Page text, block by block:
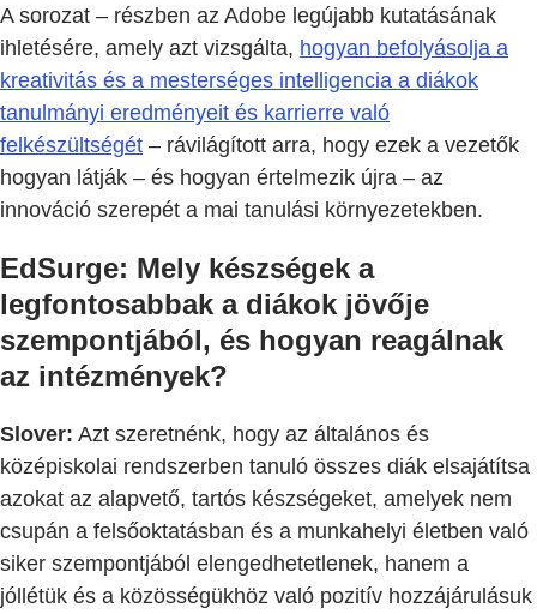
A sorozat – részben az Adobe legújabb kutatásának
ihletésére, amely azt vizsgálta, hogyan befolyásolja a
kreativitás és a mesterséges intelligencia a diákok
tanulmányi eredményeit és karrierre való
felkészültségét – rávilágított arra, hogy ezek a vezetők
hogyan látják – és hogyan értelmezik újra – az
innováció szerepét a mai tanulási környezetekben.
EdSurge: Mely készségek a
legfontosabbak a diákok jövője
szempontjából, és hogyan reagálnak
az intézmények?
Slover: Azt szeretnénk, hogy az általános és
középiskolai rendszerben tanuló összes diák elsajátítsa
azokat az alapvető, tartós készségeket, amelyek nem
csupán a felsőoktatásban és a munkahelyi életben való
siker szempontjából elengedhetetlenek, hanem a
jóllétük és a közösségükhöz való pozitív hozzájárulásuk